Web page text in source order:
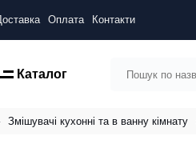
Оплата Контакти
Каталог
Змішувачі кухонні та в ванну кімнату